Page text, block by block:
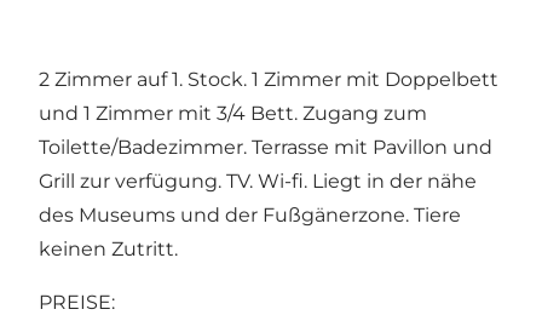
2 Zimmer auf 1. Stock. 1 Zimmer mit Doppelbett
und 1 Zimmer mit 3/4 Bett. Zugang zum
Toilette/Badezimmer. Terrasse mit Pavillon und
Grill zur verfügung. TV. Wi-fi. Liegt in der nähe
des Museums und der Fußgänerzone. Tiere
keinen Zutritt.
PREISE: